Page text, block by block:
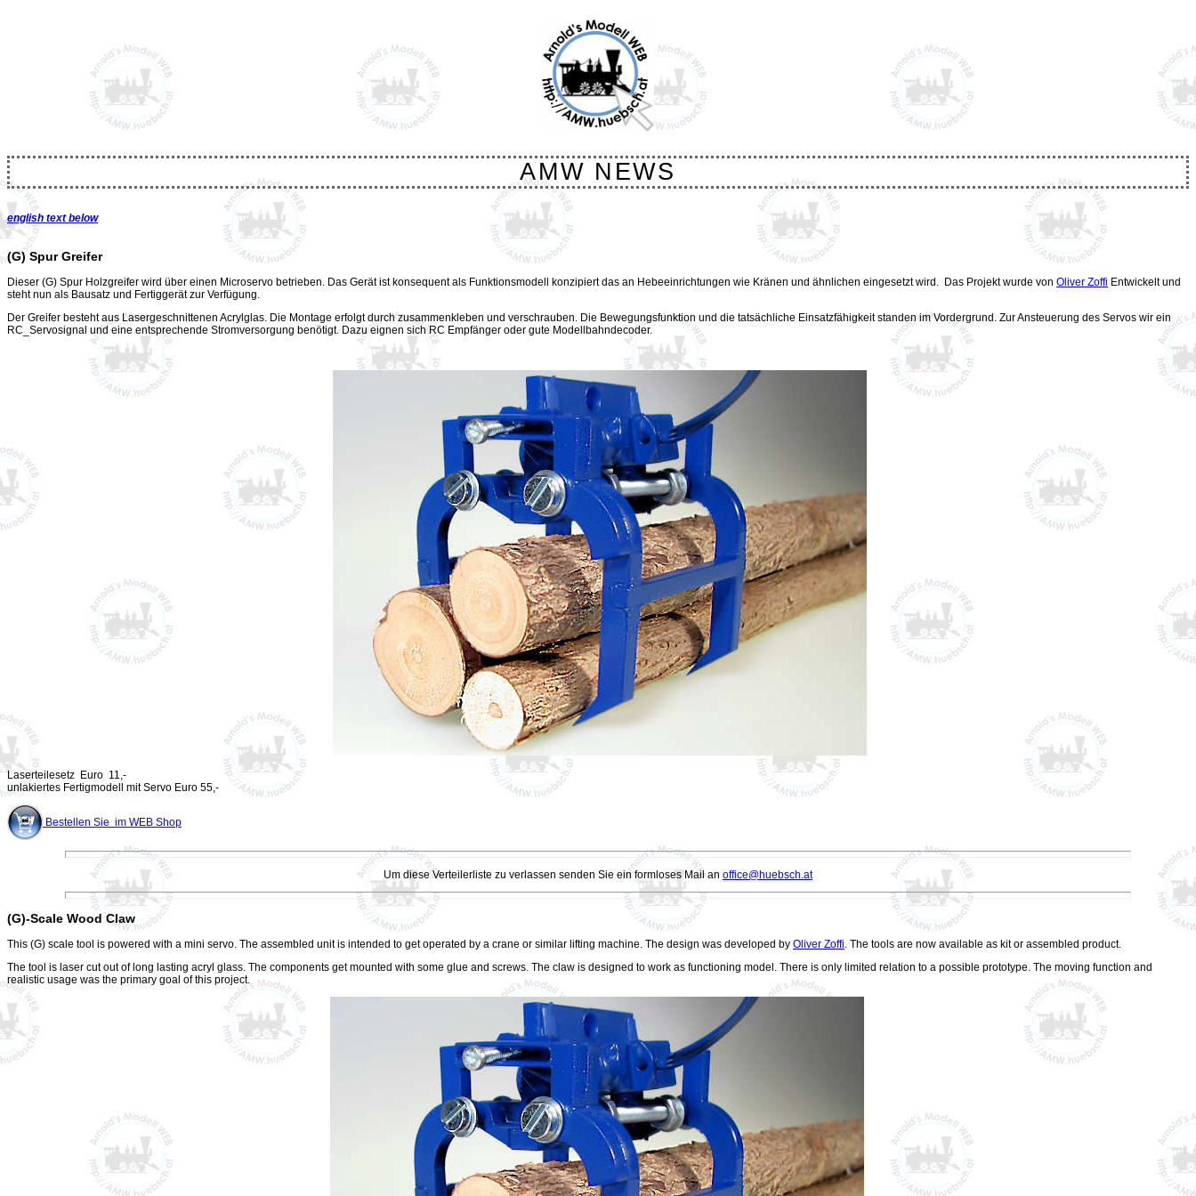
AMW NEWS
english text below
(G) Spur Greifer
Dieser (G) Spur Holzgreifer wird über einen Microservo betrieben. Das Gerät ist konsequent als Funktionsmodell konzipiert das an Hebeeinrichtungen wie Kränen und ähnlichen eingesetzt wird. Das Projekt wurde von Oliver Zoffi Entwickelt und
steht nun als Bausatz und Fertiggerät zur Verfügung.
Der Greifer besteht aus Lasergeschnittenen Acrylglas. Die Montage erfolgt durch zusammenkleben und verschrauben. Die Bewegungsfunktion und die tatsächliche Einsatzfähigkeit standen im Vordergrund. Zur Ansteuerung des Servos wir ein
RC_Servosignal und eine entsprechende Stromversorgung benötigt. Dazu eignen sich RC Empfänger oder gute Modellbahndecoder.
Laserteilesetz Euro 11,-
unlakiertes Fertigmodell mit Servo Euro 55,-
Bestellen Sie im WEB Shop
Um diese Verteilerliste zu verlassen senden Sie ein formloses Mail an office@huebsch.at
(G)-Scale Wood Claw
This (G) scale tool is powered with a mini servo. The assembled unit is intended to getoperated by a crane or similar lifting machine. The design was developed by Oliver Zoffi. The tools are now available as kit or assembled product.
The tool is laser cut out of long lasting acryl glass. The components get mounted with some glue and screws. The claw is designed to work as functioning model. There is only limited relation to a possible prototype. The moving function and
realistic usage was the primary goal of this project.